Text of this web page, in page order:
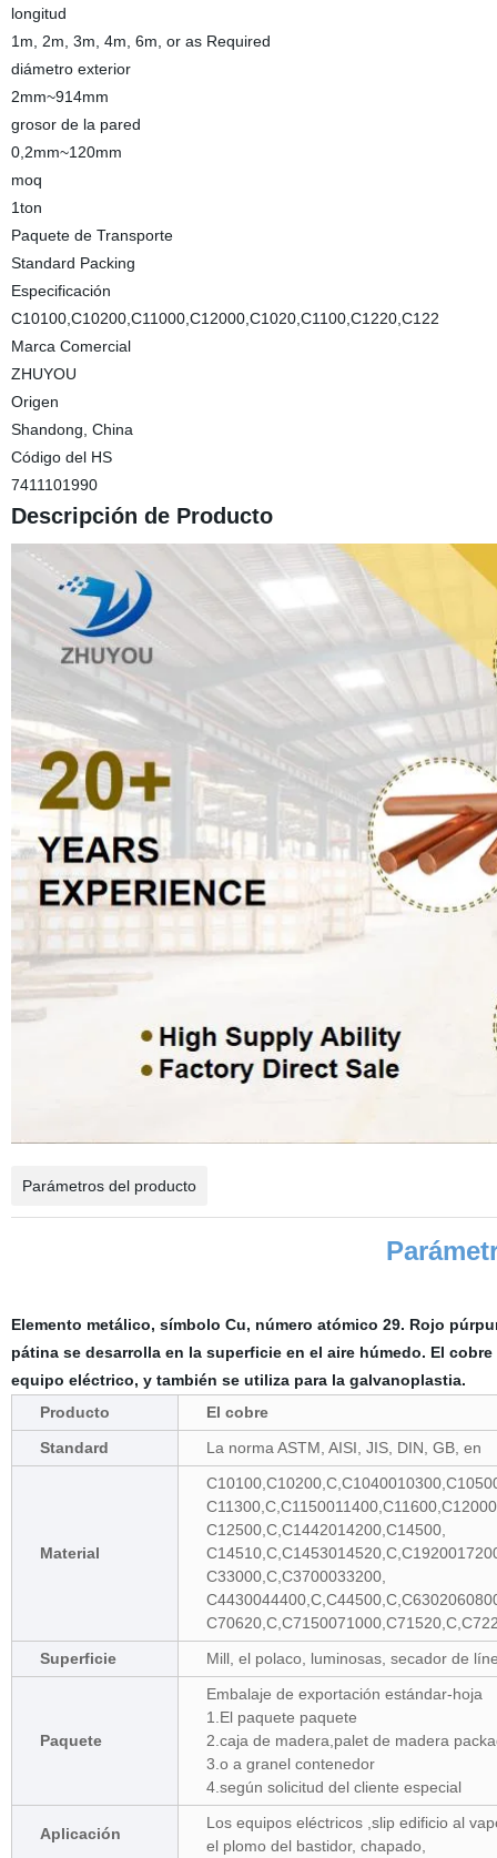
longitud
1m, 2m, 3m, 4m, 6m, or as Required
diámetro exterior
2mm~914mm
grosor de la pared
0,2mm~120mm
moq
1ton
Paquete de Transporte
Standard Packing
Especificación
C10100,C10200,C11000,C12000,C1020,C1100,C1220,C122
Marca Comercial
ZHUYOU
Origen
Shandong, China
Código del HS
7411101990
Descripción de Producto
Parámetros del producto
Elemento metálico, símbolo Cu, número atómico 29. Rojo
pátina se desarrolla en la superficie en el aire húmedo. El
equipo eléctrico, y también se utiliza para la galvanoplastia.
Producto
El cobre
Standard
La norma ASTM, AISI, JIS, DIN, GB, en
Material
C12500,C,C1442014200,C14500,
C33000,C,C3700033200,
Superficie
Mill, el polaco, luminosas, secador de
Paquete
Embalaje de exportación estándar-hoja
1.El paquete paquete
2.caja de madera,palet de madera
3.o a granel contenedor
4.según solicitud del cliente especial
Aplicación
Los equipos eléctricos ,slip edificio al
el plomo del bastidor, chapado,